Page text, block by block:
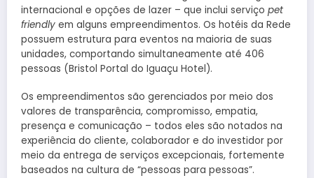
internacional e opções de lazer – que inclui serviço pet
friendly em alguns empreendimentos. Os hotéis da Rede
possuem estrutura para eventos na maioria de suas
unidades, comportando simultaneamente até 406
pessoas (Bristol Portal do Iguaçu Hotel).
Os empreendimentos são gerenciados por meio dos
valores de transparência, compromisso, empatia,
presença e comunicação – todos eles são notados na
experiência do cliente, colaborador e do investidor por
meio da entrega de serviços excepcionais, fortemente
baseados na cultura de “pessoas para pessoas”.